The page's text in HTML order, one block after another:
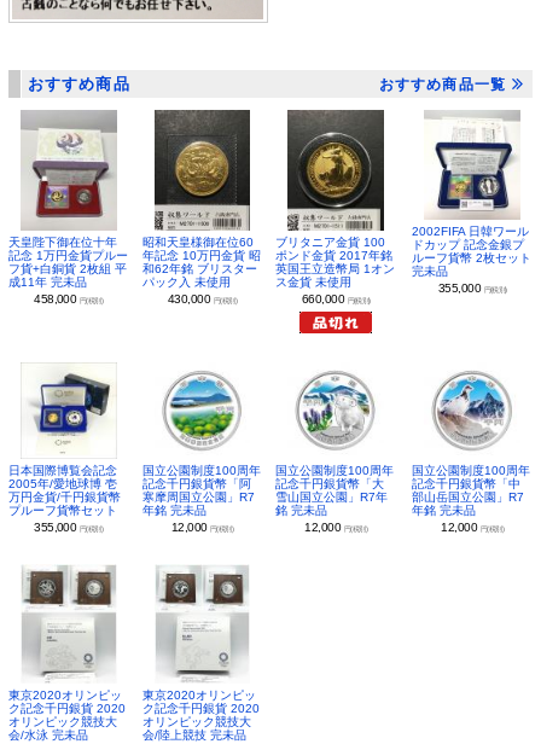
おすすめ商品 おすすめ商品一覧
天皇陛下御在位十年
記念 1万円金貨プルー
フ貨+白銅貨 2枚組 平
成11年 完未品
458,000 円(税別)
昭和天皇様御在位60
年記念 10万円金貨 昭
和62年銘 ブリスター
パック入 未使用
430,000 円(税別)
ブリタニア金貨 100
ポンド金貨 2017年銘
英国王立造幣局 1オン
ス金貨 未使用
660,000 円(税別)
2002FIFA 日韓ワール
ドカップ 記念金銀プ
ルーフ貨幣 2枚セット
完未品
355,000 円(税別)
日本国際博覧会記念
2005年/愛地球博 壱
万円金貨/千円銀貨幣
プルーフ貨幣セット
355,000 円(税別)
国立公園制度100周年
記念千円銀貨幣「阿
寒摩周国立公園」R7
年銘 完未品
12,000 円(税別)
国立公園制度100周年
記念千円銀貨幣「大
雪山国立公園」R7年
銘 完未品
12,000 円(税別)
国立公園制度100周年
記念千円銀貨幣「中
部山岳国立公園」R7
年銘 完未品
12,000 円(税別)
東京2020オリンピッ
ク記念千円銀貨 2020
オリンピック競技大
会/水泳 完未品
東京2020オリンピッ
ク記念千円銀貨 2020
オリンピック競技大
会/陸上競技 完未品